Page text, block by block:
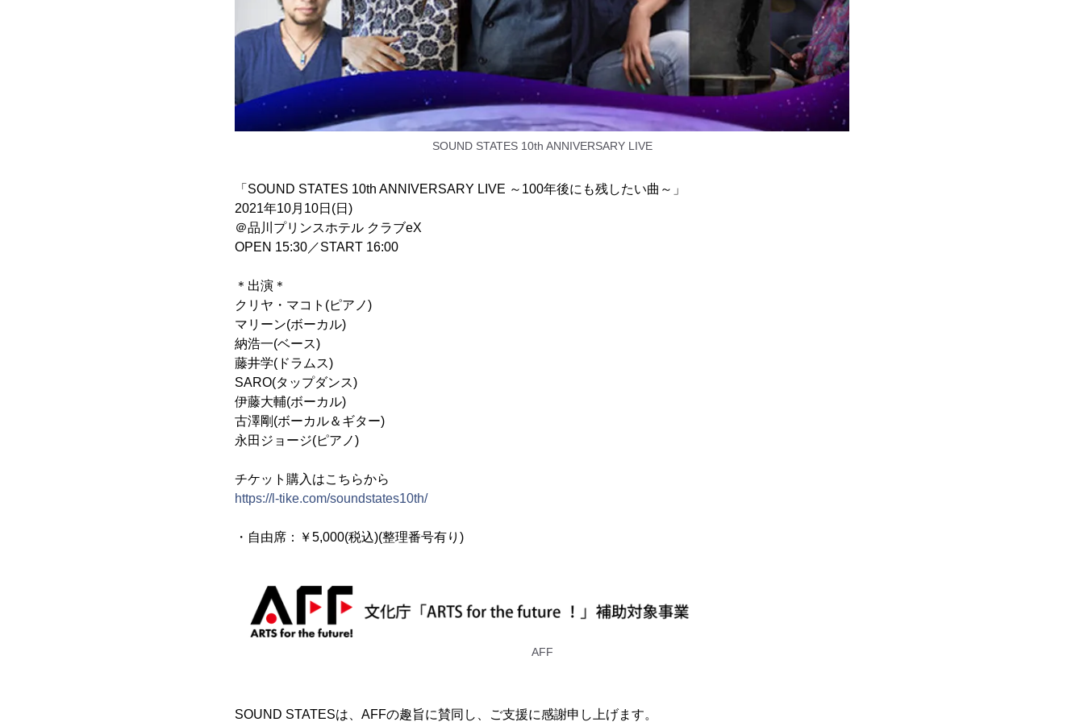
SOUND STATES 10th ANNIVERSARY LIVE
「SOUND STATES 10th ANNIVERSARY LIVE ～100年後にも残したい曲～」
2021年10月10日(日)
＠品川プリンスホテル クラブeX
OPEN 15:30／START 16:00
＊出演＊
クリヤ・マコト(ピアノ)
マリーン(ボーカル)
納浩一(ベース)
藤井学(ドラムス)
SARO(タップダンス)
伊藤大輔(ボーカル)
古澤剛(ボーカル＆ギター)
永田ジョージ(ピアノ)
チケット購入はこちらから
https://l-tike.com/soundstates10th/
・自由席：￥5,000(税込)(整理番号有り)
AFF
SOUND STATESは、AFFの趣旨に賛同し、ご支援に感謝申し上げます。